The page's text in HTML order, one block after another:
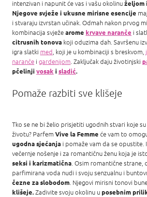
intenzivan i napunit će vas i vašu okolinuželjom
Njegove svježe i ukusne mirisne esencije
i stvaraju izvrstan učinak. Odmah nakon prvog
kombinacija svježearome krvave naranče i
citrusnih tonova koji oduzima dah. Savršenu
igra slatki med, koji je u kombinaciji s breskvom,
naranče i gardenijom. Zaključak daju životinjski
pčelinji vosak i sladić.
Pomaže razbiti sve klišeje
Tko se ne bi želio prisjetiti ugodnih stvari koje
životu? ParfemVive la Femme će vam to
ugodna sjećanja i pomaže vam da se opustite.
večernje nošenje i za romantičnu ženu koja je
seksi i karizmatična. Osim romantične strane,
parfimirana voda nudi i svoju senzualnu i
čezne za slobodom. Njegovi mirisni tonovi
klišeje.Zadivite svoju okolinu u posebnim